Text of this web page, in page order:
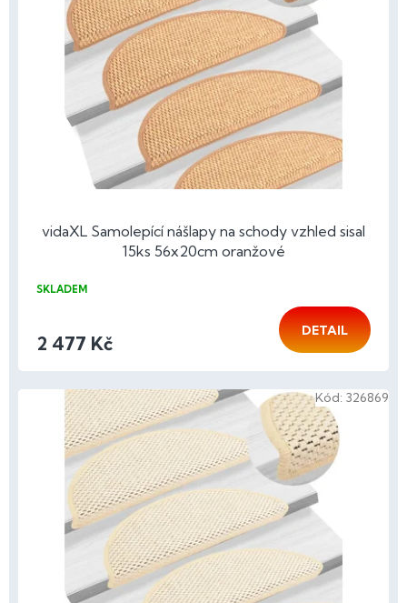
vidaXL Samolepící nášlapy na schody vzhled sisal
15ks 56x20cm oranžové
SKLADEM
2 477 Kč
DETAIL
Kód: 326869